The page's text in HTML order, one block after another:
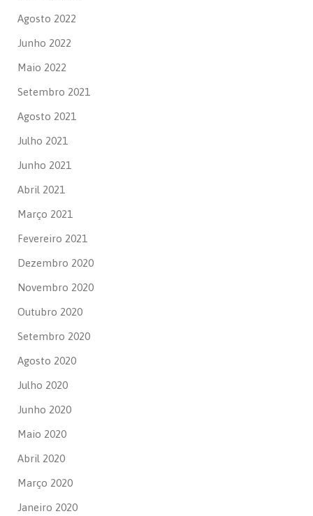
Agosto 2022
Junho 2022
Maio 2022
Setembro 2021
Agosto 2021
Julho 2021
Junho 2021
Abril 2021
Março 2021
Fevereiro 2021
Dezembro 2020
Novembro 2020
Outubro 2020
Setembro 2020
Agosto 2020
Julho 2020
Junho 2020
Maio 2020
Abril 2020
Março 2020
Janeiro 2020